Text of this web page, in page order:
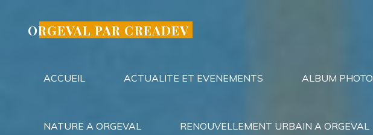
ORGEVAL PAR CREADEV
ACCUEIL ACTUALITE ET EVENEMENTS ALBUM PHOTO
NATURE A ORGEVAL RENOUVELLEMENT URBAIN A ORGEVAL